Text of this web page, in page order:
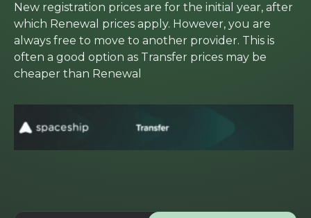
New registration prices are for the initial year, after
which Renewal prices apply. However, you are
always free to move to another provider. This is
often a good option as Transfer prices may be
cheaper than Renewal